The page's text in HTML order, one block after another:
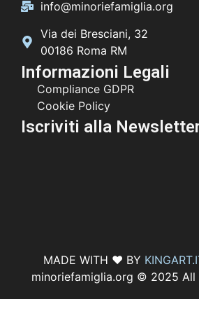
info@minoriefamiglia.org
Via dei Bresciani, 32
00186 Roma RM
Informazioni Legali
Compliance GDPR
Cookie Policy
Iscriviti alla
MADE WITH ♥ BY
minoriefamiglia.org © 2025 All